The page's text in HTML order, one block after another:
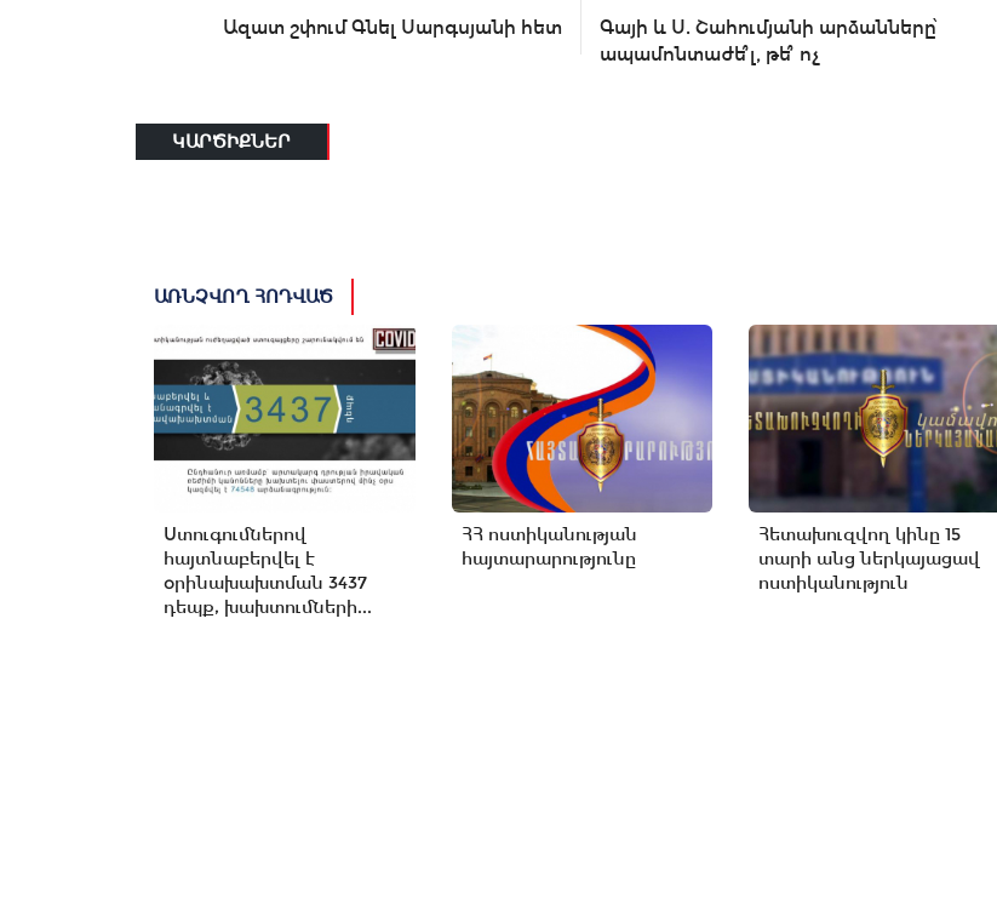
Ազատ շփում Գնել Սարգսյանի հետ
Գայի և Ս. Շահումյանի արձանները՝
ապամոնտաժե՞լ, թե՞ ոչ
ԿԱՐԾԻՔՆԵՐ
ԱՌՆՉՎՈՂ ՀՈԴՎԱԾ
Ստուգումներով
հայտնաբերվել է
օրինախախտման 3437
դեպք, խախտումների...
ՀՀ ոստիկանության
հայտարարությունը
Հետախուզվող կինը 15
տարի անց ներկայացավ
ոստիկանություն